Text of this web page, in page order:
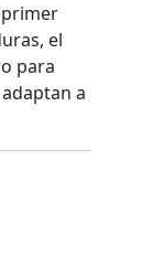
primer
el
para
a